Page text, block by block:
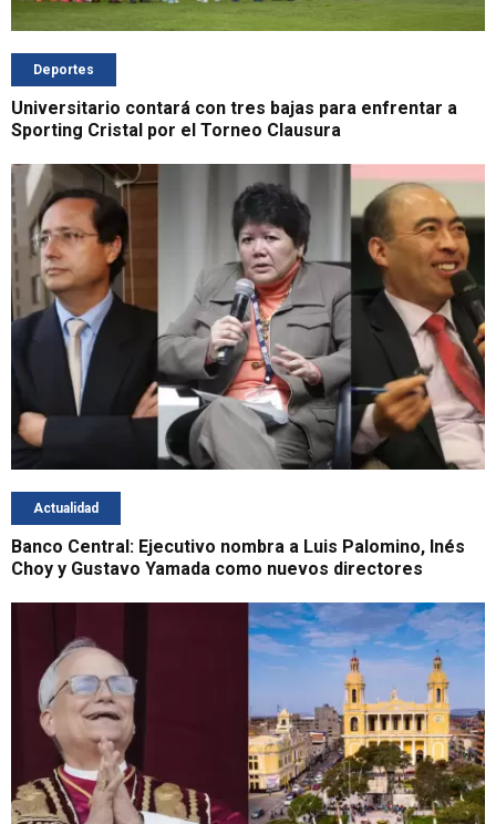
Deportes
Universitario contará con tres bajas para enfrentar a
Sporting Cristal por el Torneo Clausura
Actualidad
Banco Central: Ejecutivo nombra a Luis Palomino, Inés
Choy y Gustavo Yamada como nuevos directores